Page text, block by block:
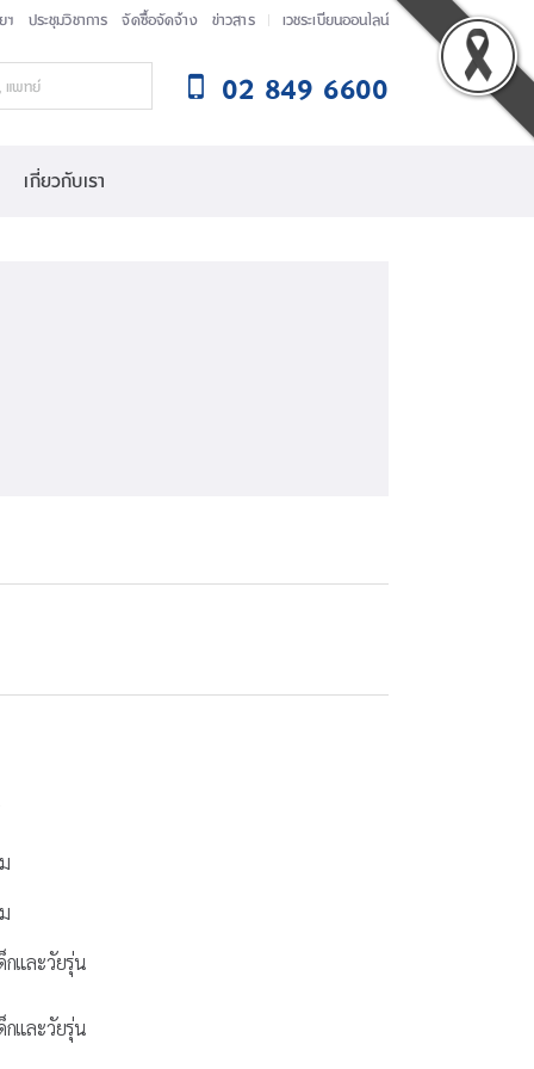
ฯ ประชุมวิชาการ จัดซื้อจัดจ้าง ข่าวสาร เวชระเบียนออนไลน์
02 849 6600
เกี่ยวกับเรา
กและวัยรุ่น
กและวัยรุ่น